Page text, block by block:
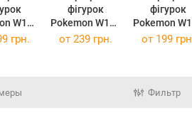
W15 -
і
фігурок
Pokemon W15 -
Гумі та Пікачу
фігурок
Pokemon
Літвік і
грн. от 239 грн. от 199
Фильтр